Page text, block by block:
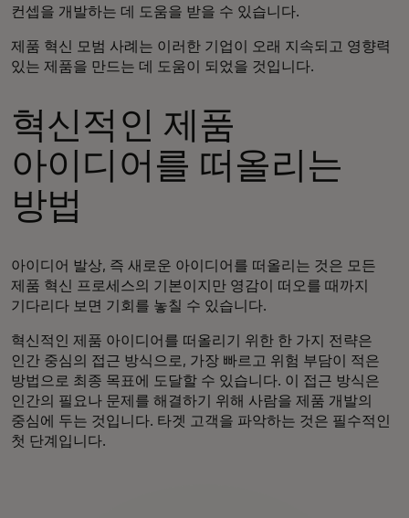
컨셉을 개발하는 데 도움을 받을 수 있습니다.
제품 혁신 모범 사례는 이러한 기업이 오래 지속되고 영향력
있는 제품을 만드는 데 도움이 되었을 것입니다.
혁신적인 제품
아이디어를 떠올리는
방법
아이디어 발상, 즉 새로운 아이디어를 떠올리는 것은 모든
제품 혁신 프로세스의 기본이지만 영감이 떠오를 때까지
기다리다 보면 기회를 놓칠 수 있습니다.
혁신적인 제품 아이디어를 떠올리기 위한 한 가지 전략은
인간 중심의 접근 방식으로, 가장 빠르고 위험 부담이 적은
방법으로 최종 목표에 도달할 수 있습니다. 이 접근 방식은
인간의 필요나 문제를 해결하기 위해 사람을 제품 개발의
중심에 두는 것입니다. 타겟 고객을 파악하는 것은 필수적인
첫 단계입니다.